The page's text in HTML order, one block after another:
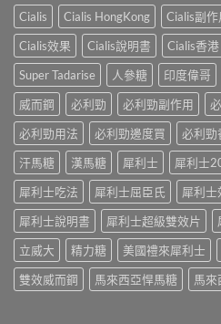
樣？
副
作
用
大
嗎？〉
從
來
不
是
性
福
終
點〉
中
副
作
用
全
解
析：
見
反
應、
生
率〉
中
利
士，
他
達
拉
非）
效
與
藥
持
續
完
整
指
南：
30
分
Cialis Cialis HongKong Cialis副作
Cialis效果
Cialis說明書 Cialis香港
Super Tadarise
人參糖 印度偉哥
威而鋼
必利勁 必利勁副作用
必利勁用法
必利勁邊度買 必利勁
汗馬糖
漢馬糖 犀利士 犀利士
犀利士吃法
犀利士屈臣氏 犀利士
犀利士說明書
犀利士超級雙效片
立威大
精力糖 美國禮來犀利士
雙效威而鋼
馬來西亞悍馬糖 馬來